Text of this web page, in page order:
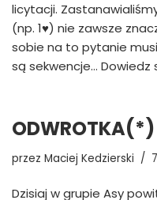
licytacji.
(np. 1♥) nie zawsze
sobie na to pytanie
są sekwencje… Dowiedz
ODWROTKA(*)
przez Maciej Kedzierski
Dzisiaj w grupie Asy